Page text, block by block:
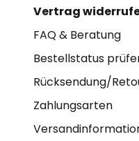
Vertrag
FAQ & Beratung
Bestellstatus
Rücksendung/
Zahlungsarten